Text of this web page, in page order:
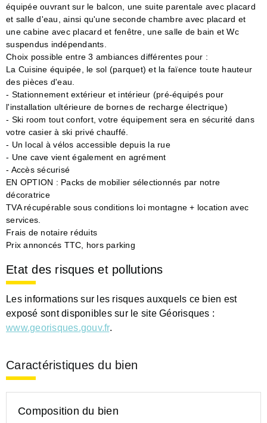
équipée ouvrant sur le balcon, une suite parentale avec placard
et salle d'eau, ainsi qu'une seconde chambre avec placard et
une cabine avec placard et fenêtre, une salle de bain et Wc
suspendus indépendants.
Choix possible entre 3 ambiances différentes pour :
La Cuisine équipée, le sol (parquet) et la faïence toute hauteur
des pièces d'eau.
- Stationnement extérieur et intérieur (pré-équipés pour
l'installation ultérieure de bornes de recharge électrique)
- Ski room tout confort, votre équipement sera en sécurité dans
votre casier à ski privé chauffé.
- Un local à vélos accessible depuis la rue
- Une cave vient également en agrément
- Accès sécurisé
EN OPTION : Packs de mobilier sélectionnés par notre
décoratrice
TVA récupérable sous conditions loi montagne + location avec
services.
Frais de notaire réduits
Prix annoncés TTC, hors parking
Etat des risques et pollutions
Les informations sur les risques auxquels ce bien est
exposé sont disponibles sur le site Géorisques :
www.georisques.gouv.fr.
Caractéristiques du bien
Composition du bien